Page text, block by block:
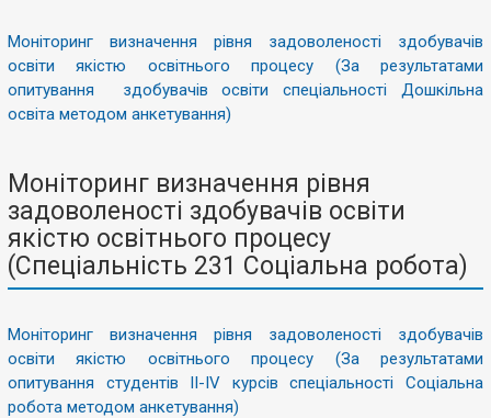
Моніторинг визначення рівня задоволеності здобувачів
освіти якістю освітнього процесу (За результатами
опитування здобувачів освіти спеціальності Дошкільна
освіта методом анкетування)
Моніторинг визначення рівня
задоволеності здобувачів освіти
якістю освітнього процесу
(Спеціальність 231 Соціальна робота)
Моніторинг визначення рівня задоволеності здобувачів
освіти якістю освітнього процесу (За результатами
опитування студентів II-IV курсів спеціальності Соціальна
робота методом анкетування)